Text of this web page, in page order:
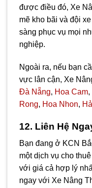
được điều đó, Xe
mẽ kho bãi và đội
sàng phục vụ mọi
nghiệp.
Ngoài ra, nếu bạn
vực lân cận, Xe
Đà Nẵng, Hoa Cam,
Rong, Hoa Nhon,
12. Liên Hệ
Bạn đang ở KCN
một dịch vụ cho
với giá cả hợp lý
ngay với Xe Nâng